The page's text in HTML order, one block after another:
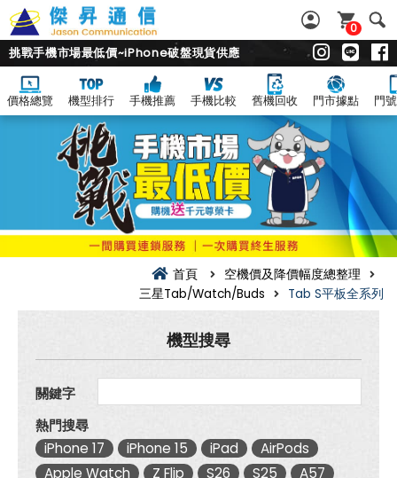
Tab
空
機
價
0
挑戰手機市場最低價~iPhone破盤現貨供應
價格總覽 機型排行 手機推薦 手機比較 舊機回收 門市據點 門
首頁
空機價及降價幅度總整理
三星Tab/Watch/Buds
Tab S平板全系列
機型搜尋
關鍵字
熱門搜尋
iPhone 17
iPhone 15 iPad
AirPods
Apple Watch
Z Flip S26 S25
A57